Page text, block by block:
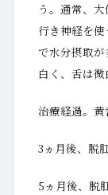
う。通常、
行き神経を
で水分摂取
白く、舌は微
治療経過。黄
3ヵ月後、脱
5ヵ月後、脱